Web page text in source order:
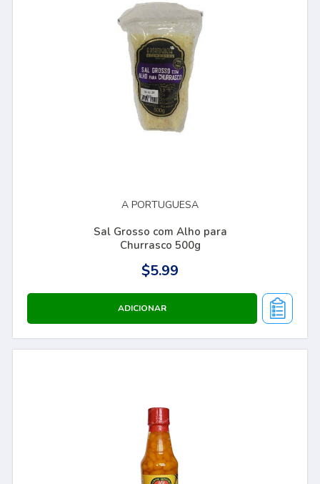
A PORTUGUESA
Sal Grosso com Alho para
Churrasco 500g
$5.99